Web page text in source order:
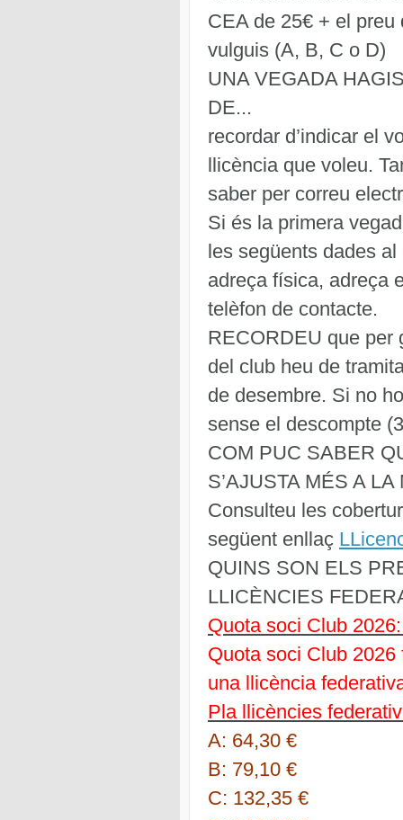
CEA de 25€ + el
vulguis (A, B, C o D)
UNA VEGADA
DE...
recordar d’indicar el
llicència que voleu.
saber per correu
Si és la primera
les següents dades
adreça física, adreça
telèfon de contacte.
RECORDEU que per
del club heu de
de desembre. Si no
sense el descompte
COM PUC SABER
S’AJUSTA MÉS A
Consulteu les
següent enllaç
QUINS SON ELS
LLICÈNCIES
Quota soci Club
Quota soci Club
una llicència
Pla llicències
A: 64,30 €
B: 79,10 €
C: 132,35 €